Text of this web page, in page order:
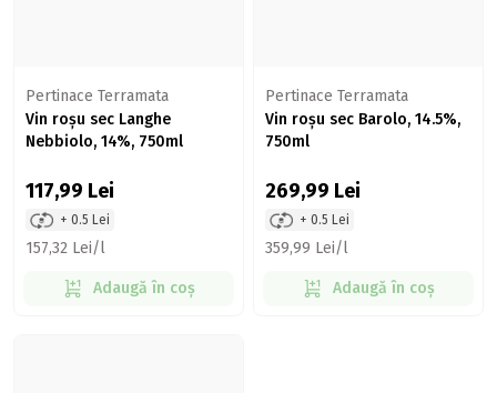
Pertinace Terramata
Vin roșu sec Langhe
Nebbiolo, 14%, 750ml
117,99 Lei
+ 0.5 Lei
157,32 Lei/l
Adaugă în coș
Pertinace Terramata
Vin roșu sec Barolo, 14.5%,
750ml
269,99 Lei
+ 0.5 Lei
359,99 Lei/l
Adaugă în coș